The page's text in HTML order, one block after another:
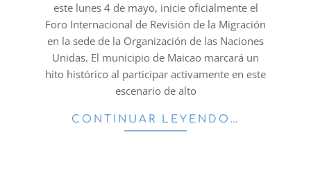
este lunes 4 de mayo, inicie oficialmente el
Foro Internacional de Revisión de la Migración
en la sede de la Organización de las Naciones
Unidas. El municipio de Maicao marcará un
hito histórico al participar activamente en este
escenario de alto
CONTINUAR LEYENDO…